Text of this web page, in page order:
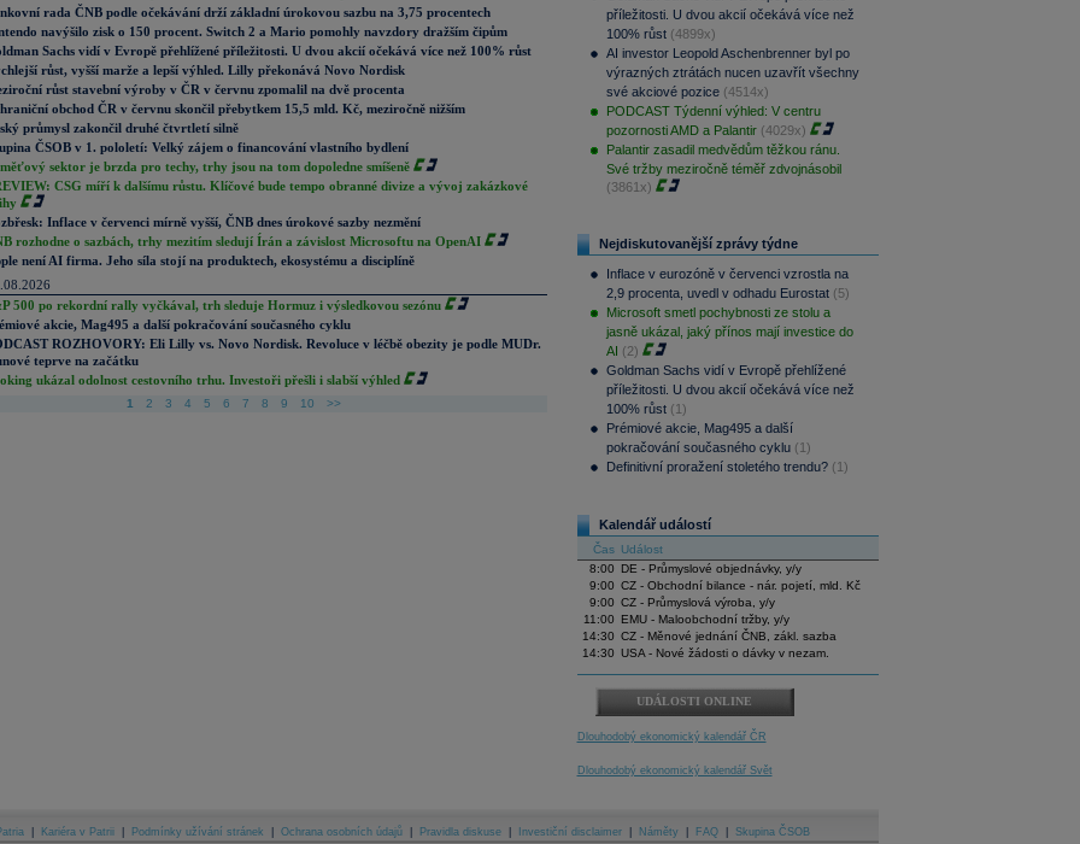
rada ČNB podle očekávání drží základní úrokovou sazbu na 3,75 procentech
navýšilo zisk o 150 procent. Switch 2 a Mario pomohly navzdory dražším čipům
Sachs vidí v Evropě přehlížené příležitosti. U dvou akcií očekává více než 100% růst
růst, vyšší marže a lepší výhled. Lilly překonává Novo Nordisk
růst stavební výroby v ČR v červnu zpomalil na dvě procenta
obchod ČR v červnu skončil přebytkem 15,5 mld. Kč, meziročně nižším
průmysl zakončil druhé čtvrtletí silně
ČSOB v 1. pololetí: Velký zájem o financování vlastního bydlení
sektor je brzda pro techy, trhy jsou na tom dopoledne smíšeně
CSG míří k dalšímu růstu. Klíčové bude tempo obranné divize a vývoj zakázkové
Inflace v červenci mírně vyšší, ČNB dnes úrokové sazby nezmění
rozhodne o sazbách, trhy mezitím sledují Írán a závislost Microsoftu na OpenAI
není AI firma. Jeho síla stojí na produktech, ekosystému a disciplíně
500 po rekordní rally vyčkával, trh sleduje Hormuz i výsledkovou sezónu
akcie, Mag495 a další pokračování současného cyklu
ROZHOVORY: Eli Lilly vs. Novo Nordisk. Revoluce v léčbě obezity je podle MUDr.
teprve na začátku
ukázal odolnost cestovního trhu. Investoři přešli i slabší výhled
1 2 3 4 5 6 7 8 9 10 >>
příležitosti. U dvou akcií očekává více než
100% růst (4899x)
AI investor Leopold Aschenbrenner byl po
výrazných ztrátách nucen uzavřít všechny
své akciové pozice (4514x)
PODCAST Týdenní výhled: V centru
pozornosti AMD a Palantir (4029x)
Palantir zasadil medvědům těžkou ránu.
Své tržby meziročně téměř zdvojnásobil
(3861x)
Nejdiskutovanější zprávy týdne
Inflace v eurozóně v červenci vzrostla na
2,9 procenta, uvedl v odhadu Eurostat (5)
Microsoft smetl pochybnosti ze stolu a
jasně ukázal, jaký přínos mají investice do
AI (2)
Goldman Sachs vidí v Evropě přehlížené
příležitosti. U dvou akcií očekává více než
100% růst (1)
Prémiové akcie, Mag495 a další
pokračování současného cyklu (1)
Definitivní proražení stoletého trendu? (1)
Kalendář událostí
Čas Událost
8:00
DE - Průmyslové objednávky, y/y
9:00 CZ - Obchodní bilance - nár. pojetí, mld. Kč
9:00 CZ - Průmyslová výroba, y/y
11:00
EMU - Maloobchodní tržby, y/y
14:30 CZ - Měnové jednání ČNB, zákl. sazba
14:30 USA - Nové žádosti o dávky v nezam.
UDÁLOSTI ONLINE
Dlouhodobý ekonomický kalendář ČR
Dlouhodobý ekonomický kalendář Svět
Kariéra v Patrii Podmínky užívání stránek Ochrana osobních údajů Pravidla diskuse Investiční disclaimer Náměty FAQ Skupina ČSOB